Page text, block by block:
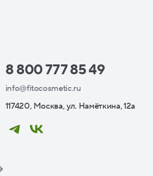
8 800 777 85 49
info@fitocosmetic.ru
117420, Москва, ул. Намёткина, 12а